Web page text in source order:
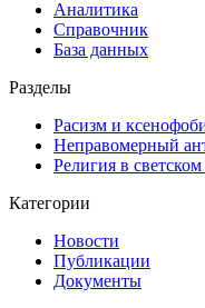
Аналитика
Справочник
База данных
Разделы
Расизм и
Неправомерный
Религия в
Категории
Новости
Публикации
Документы